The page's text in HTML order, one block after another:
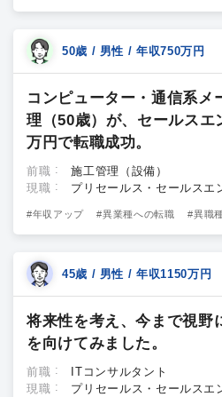
50歳 / 男性 / 年収750万円
コンピューター・通信系メ
理（50歳）が、セールスエ
万円で転職成功。
前職
施工管理（設備）
現職
プリセールス・セールスエ
#年収アップ #異業種への転職 #異職
45歳 / 男性 / 年収1150万円
将来性を考え、今まで視野
を向けてみました。
前職
ITコンサルタント
現職
プリセールス・セールスエ